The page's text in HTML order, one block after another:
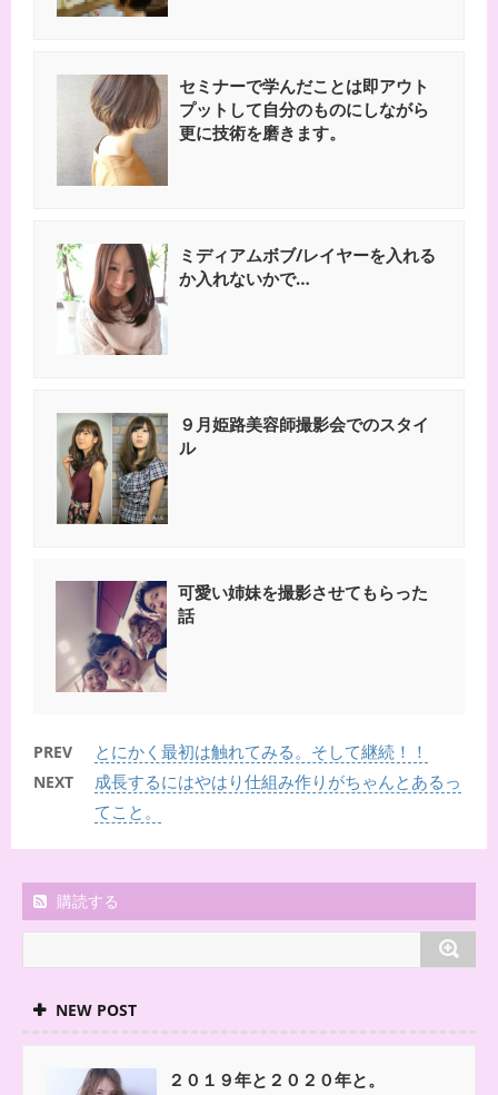
セミナーで学んだことは即アウト
プットして自分のものにしながら
更に技術を磨きます。
ミディアムボブ/レイヤーを入れる
か入れないかで…
９月姫路美容師撮影会でのスタイ
ル
可愛い姉妹を撮影させてもらった
話
PREV とにかく最初は触れてみる。そして継続！！
NEXT
成長するにはやはり仕組み作りがちゃんとあるっ
てこと。
購読する
NEW POST
２０１９年と２０２０年と。